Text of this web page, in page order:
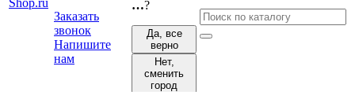
Заказать
звонок
Напишите
нам
…?
Да, все
верно
Нет,
сменить
город